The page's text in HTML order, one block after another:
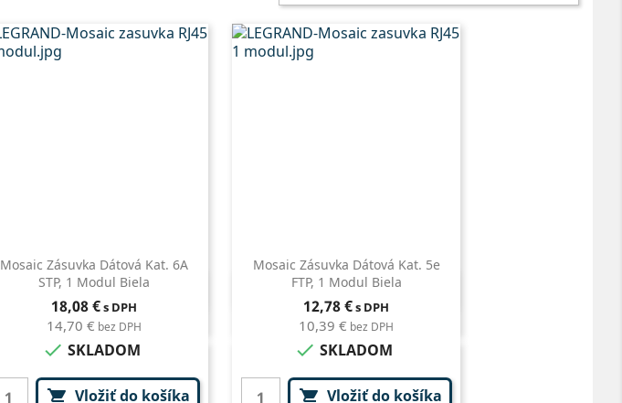
Mosaic Zásuvka Dátová Kat. 6A
STP, 1 Modul Biela
Cena
18,08 €s DPH
14,70 € bez DPH
 SKLADOM
 Vložiť do košíka
Rýchly náhľad
Mosaic Zásuvka Dátová Kat. 5e
FTP, 1 Modul Biela
Cena
12,78 €s DPH
10,39 € bez DPH
 SKLADOM
 Vložiť do košíka
Rýchly náhľad